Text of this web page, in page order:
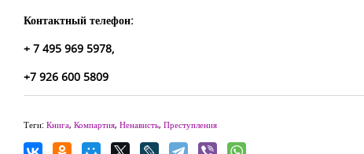
Контактный телефон:
+ 7 495 969 5978,
+7 926 600 5809
Теги: Книга, Компартия, Ненависть, Преступления